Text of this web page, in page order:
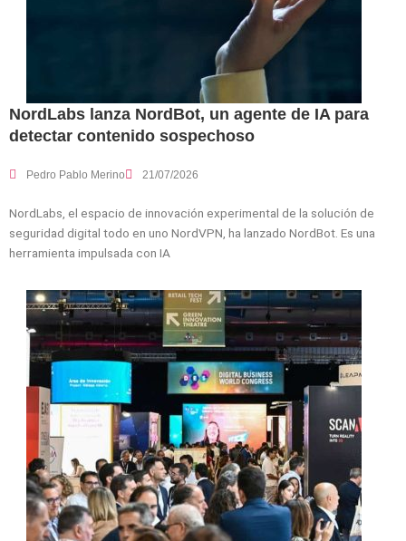
NordLabs lanza NordBot, un agente de IA para
detectar contenido sospechoso
Pedro Pablo Merino 21/07/2026
NordLabs, el espacio de innovación experimental de la solución de
seguridad digital todo en uno NordVPN, ha lanzado NordBot. Es una
herramienta impulsada con IA